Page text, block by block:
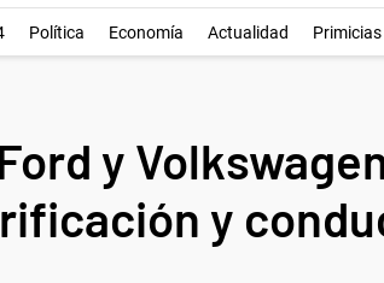
Política Economía Actualidad Primicias
y
y